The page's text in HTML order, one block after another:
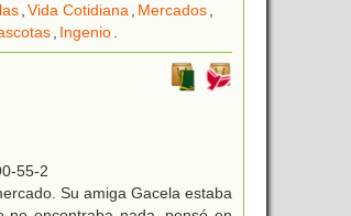
,Vida Cotidiana, Mercados,
, Ingenio.
55-2
Su amiga Gacela estaba